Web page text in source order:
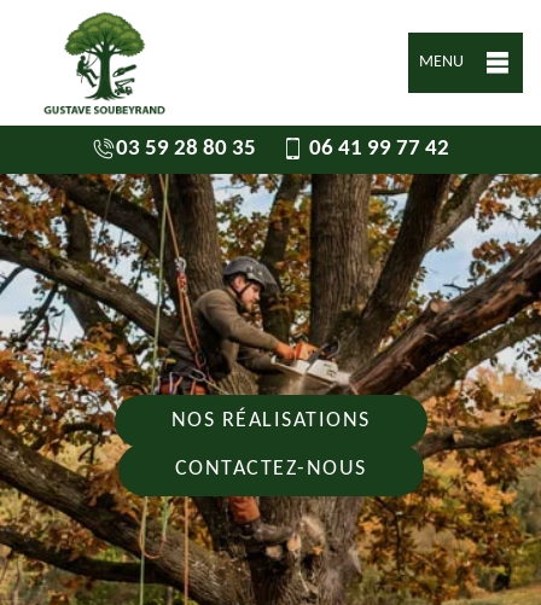
MENU
03 59 28 80 35 06 41 99 77 42
NOS RÉALISATIONS
CONTACTEZ-NOUS